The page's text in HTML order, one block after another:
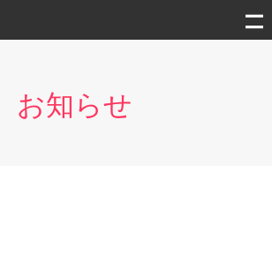
お知らせ